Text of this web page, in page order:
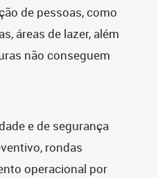
de pessoas, como
áreas de lazer, além
não conseguem
e de segurança
rondas
operacional por